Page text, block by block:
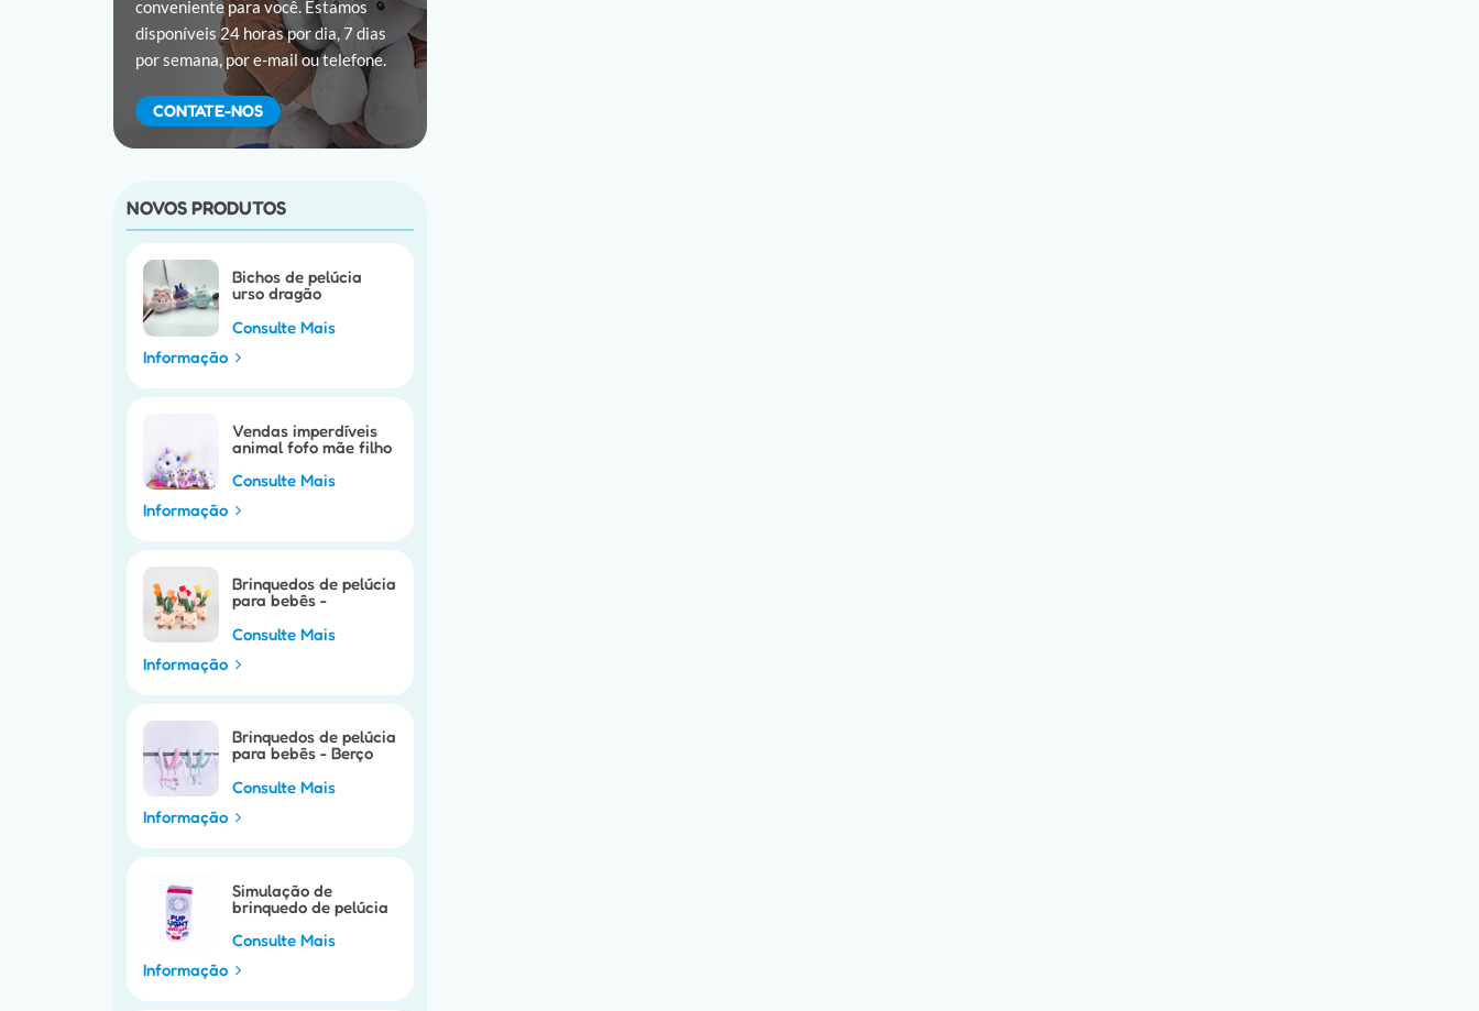
conveniente para você. Estamos
disponíveis 24 horas por dia, 7 dias
por semana, por e-mail ou telefone.
CONTATE-NOS
NOVOS PRODUTOS
Bichos de pelúcia
urso dragão
Consulte Mais
Informação
Vendas imperdíveis
animal fofo mãe filho
Consulte Mais
Informação
Brinquedos de pelúcia
para bebês -
brinquedo de
fantoche móvel para
Consulte Mais
Informação
Brinquedos de pelúcia
para bebês - Berço
brinquedo de berço
Consulte Mais
Informação
Simulação de
brinquedo de pelúcia
para cachorro de
estimação
Consulte Mais
Informação